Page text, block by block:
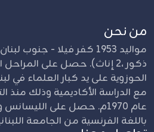
من نحن
ذكور ،2 إناث). حصل على
الحوزوية على يد كبار العلماء في
مع الدراسة الأكاديمية وذلك منذ
عام 1970م. حصل على
باللغة الفرنسية من الجامعة